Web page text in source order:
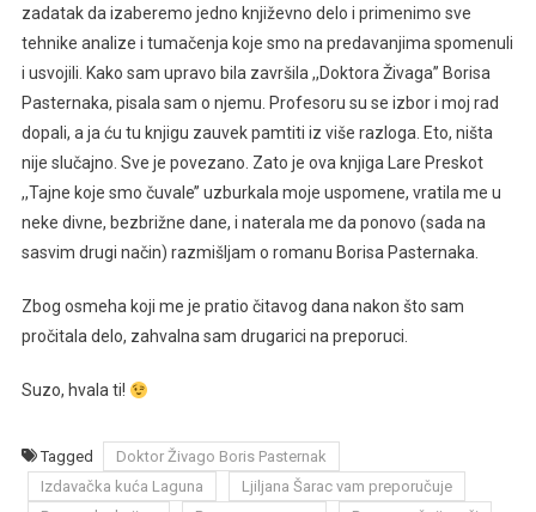
zadatak da izaberemo jedno književno delo i primenimo sve
tehnike analize i tumačenja koje smo na predavanjima spomenuli
i usvojili. Kako sam upravo bila završila ,,Doktora Živaga’’ Borisa
Pasternaka, pisala sam o njemu. Profesoru su se izbor i moj rad
dopali, a ja ću tu knjigu zauvek pamtiti iz više razloga. Eto, ništa
nije slučajno. Sve je povezano. Zato je ova knjiga Lare Preskot
,,Tajne koje smo čuvale’’ uzburkala moje uspomene, vratila me u
neke divne, bezbrižne dane, i naterala me da ponovo (sada na
sasvim drugi način) razmišljam o romanu Borisa Pasternaka.
Zbog osmeha koji me je pratio čitavog dana nakon što sam
pročitala delo, zahvalna sam drugarici na preporuci.
Suzo, hvala ti!
Tagged
Doktor Živago Boris Pasternak
Izdavačka kuća Laguna
Ljiljana Šarac vam preporučuje